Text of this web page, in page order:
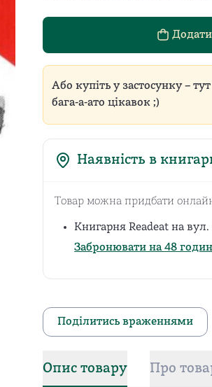
Або купіть у застосунку –
бага-а-ато цікавок ;)
Наявність в
Товар можна придбати
Книгарня Readeat на
Забронювати на 48 годин
Поділитись враженнями
Опис товару Про